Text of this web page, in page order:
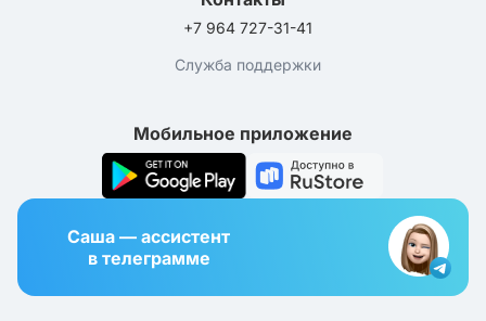
+7 964 727-31-41
Служба поддержки
Мобильное приложение
Саша — ассистент
в телеграмме